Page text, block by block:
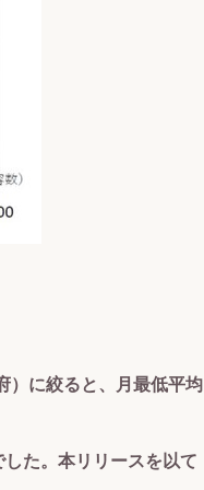
）に絞ると、月最低平均
た。本リリースを以て